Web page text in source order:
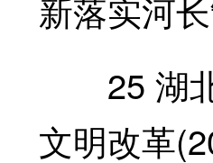
新落实河
25 湖北
文明改革